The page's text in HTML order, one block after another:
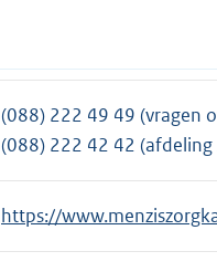
(088) 222 49 49 (vragen
(088) 222 42 42 (afdeling
E
x
https://